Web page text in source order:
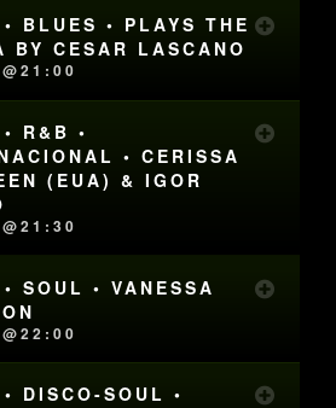
BLUES • PLAYS THE
BY CESAR LASCANO
R&B •
• CERISSA
(EUA) & IGOR
SOUL • VANESSA
DISCO-SOUL •